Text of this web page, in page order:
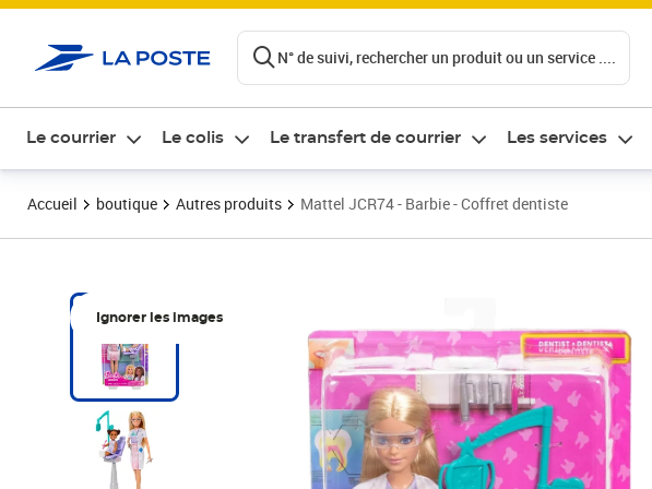
N° de suivi, rechercher un produit ou un service ....
Le courrier Le colis Le transfert de courrier Les services
Accueil boutique Autres produits Mattel JCR74 - Barbie - Coffret dentiste
Ignorer les images